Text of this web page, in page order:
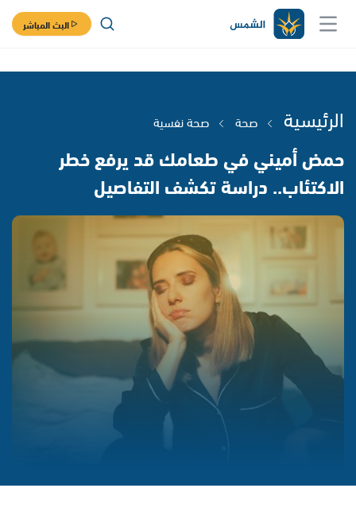
البث المباشر
الرئيسية صحة صحة نفسية
حمض أميني في طعامك قد يرفع خطر
الاكتئاب.. دراسة تكشف التفاصيل